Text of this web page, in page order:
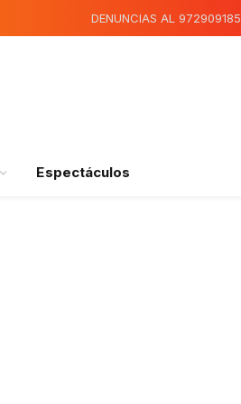
DENUNCIAS AL 972909185
Espectáculos